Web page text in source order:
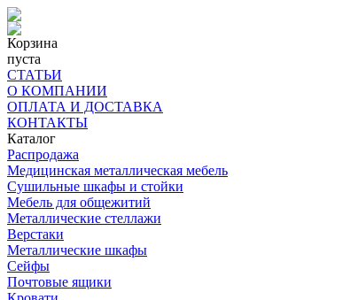
Корзина
пуста
СТАТЬИ
О КОМПАНИИ
ОПЛАТА И ДОСТАВКА
КОНТАКТЫ
Каталог
Распродажа
Медицинская металлическая мебель
Сушильные шкафы и стойки
Мебель для общежитий
Металлические стеллажи
Верстаки
Металлические шкафы
Сейфы
Почтовые ящики